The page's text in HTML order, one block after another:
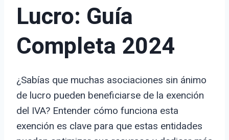
Lucro: Guía
Completa 2024
¿Sabías que muchas asociaciones sin ánimo
de lucro pueden beneficiarse de la exención
del IVA? Entender cómo funciona esta
exención es clave para que estas entidades